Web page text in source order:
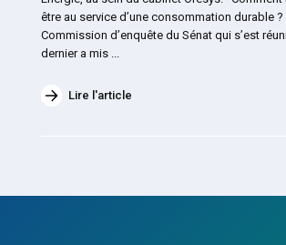
être au service d’une consommation durable ?
Commission d’enquête du Sénat qui s’est
dernier a mis ...
Lire l'article